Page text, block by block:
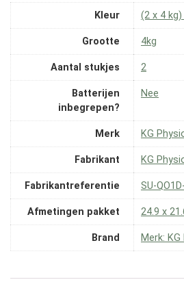
Kleur ‎(2 x 4
Grootte ‎4kg
Aantal stukjes ‎2
Batterijen
inbegrepen?
‎Nee
Merk ‎KG
Fabrikant ‎KG
Fabrikantreferentie ‎SU-
Afmetingen pakket ‎24.9 x
Brand Merk: KG